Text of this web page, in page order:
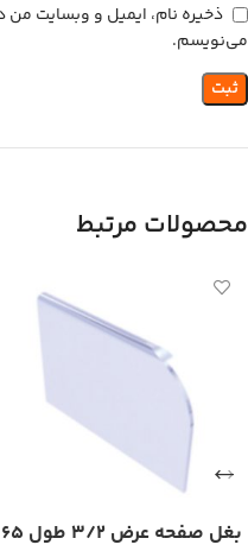
ذخیره نام، ایمیل و وبسایت من
می‌نویسم.
محصولات مرتبط
بغل صفحه عرض 3/2 طول 65